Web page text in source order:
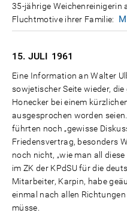
35-jährige Weichenreinigerin
Fluchtmotive ihrer Familie:
15. JULI 1961
Eine Information an Walter
sowjetischer Seite wieder,
Honecker bei einem
ausgesprochen worden
führten noch „gewisse
Friedensvertrag, besonders
noch nicht, „wie man all
im ZK der KPdSU für die
Mitarbeiter, Karpin, habe
einmal nach allen
müsse.